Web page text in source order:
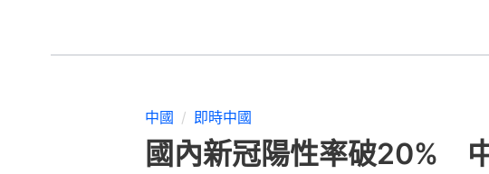
中國 即時中國
國內新冠陽性率破20%